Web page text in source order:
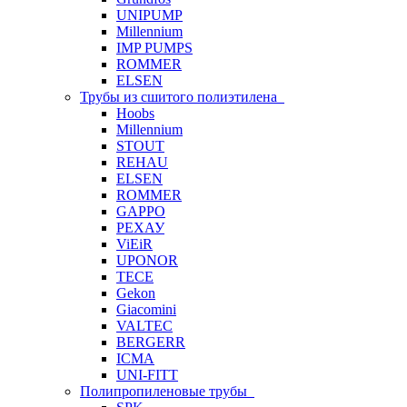
UNIPUMP
Millennium
IMP PUMPS
ROMMER
ELSEN
Трубы из сшитого полиэтилена
Hoobs
Millennium
STOUT
REHAU
ELSEN
ROMMER
GAPPO
РЕХАУ
ViEiR
UPONOR
TECE
Gekon
Giacomini
VALTEC
BERGERR
ICMA
UNI-FITT
Полипропиленовые трубы